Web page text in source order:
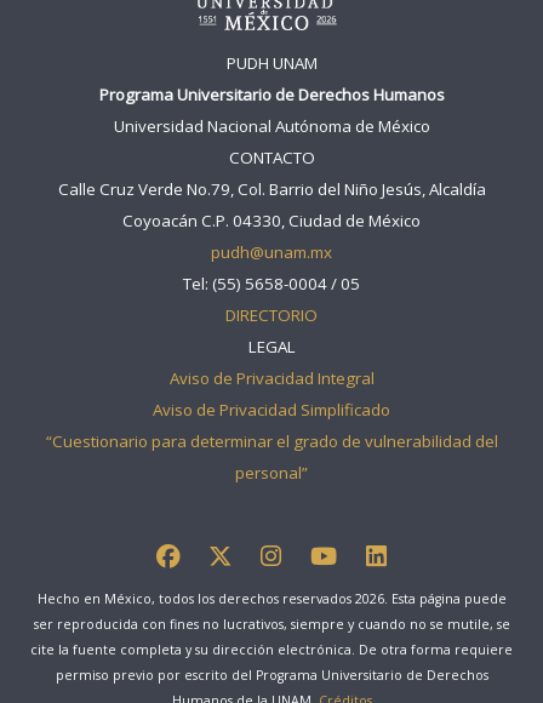
PUDH UNAM
Programa Universitario de Derechos Humanos
Universidad Nacional Autónoma de México
CONTACTO
Calle Cruz Verde No.79, Col. Barrio del Niño Jesús, Alcaldía
Coyoacán C.P. 04330, Ciudad de México
pudh@unam.mx
Tel: (55) 5658-0004 / 05
DIRECTORIO
LEGAL
Aviso de Privacidad Integral
Aviso de Privacidad Simplificado
“Cuestionario para determinar el grado de vulnerabilidad del
personal”
Hecho en México, todos los derechos reservados 2026. Esta página puede
ser reproducida con fines no lucrativos, siempre y cuando no se mutile, se
cite la fuente completa y su dirección electrónica. De otra forma requiere
permiso previo por escrito del Programa Universitario de Derechos